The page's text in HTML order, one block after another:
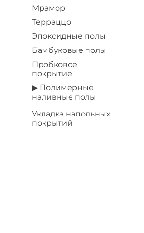
Мрамор
Терраццо
Эпоксидные полы
Бамбуковые полы
Пробковое
покрытие
▶ Полимерные
наливные полы
Укладка напольных
покрытий